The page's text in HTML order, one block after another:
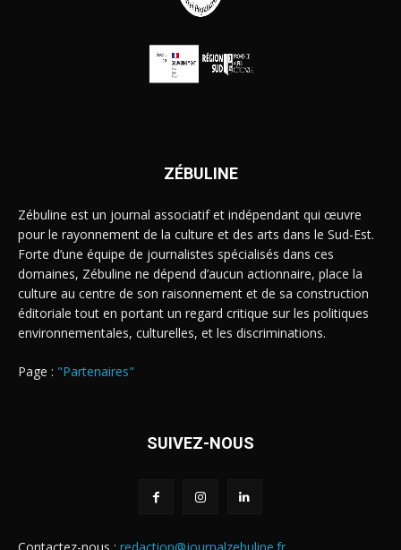
ZÉBULINE
Zébuline est un journal associatif et indépendant qui œuvre
pour le rayonnement de la culture et des arts dans le Sud-Est.
Forte d’une équipe de journalistes spécialisés dans ces
domaines, Zébuline ne dépend d’aucun actionnaire, place la
culture au centre de son raisonnement et de sa construction
éditoriale tout en portant un regard critique sur les politiques
environnementales, culturelles, et les discriminations.
Page : "Partenaires"
SUIVEZ-NOUS